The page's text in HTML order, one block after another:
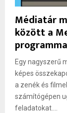
Médiatár
között a
Egy nagyszerű
képes
a zenék és
számítógépen
feladatokat....